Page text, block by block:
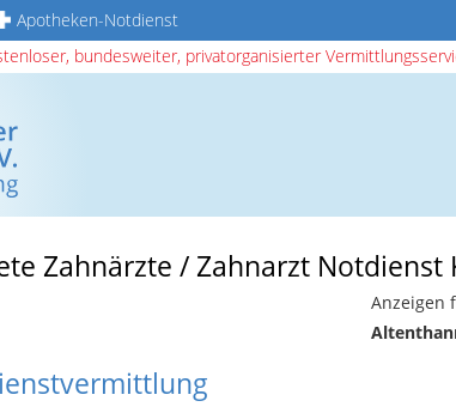
Apotheken-Notdienst
bundesweiter, privatorganisierter
Zahnärzte / Zahnarzt Notdienst
Anzeigen